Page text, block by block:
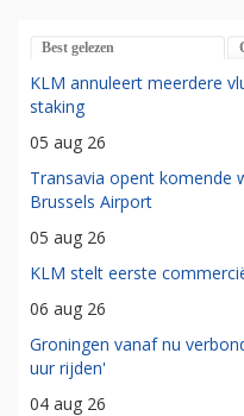
Best gelezen
KLM annuleert meerdere
staking
05 aug 26
Transavia opent komende
Brussels Airport
05 aug 26
KLM stelt eerste
06 aug 26
Groningen vanaf nu
uur rijden'
04 aug 26